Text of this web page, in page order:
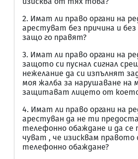
2. Имат ли право органи на
арестуват без причина и
защо го правят?
3. Имат ли право органи на
защото си пуснал сигнал
нежелание да си изпълнят
моя жалба за нарушаване на
защитават лицето от
4. Имат ли право органи на
арестуван да не ти
телефонно обаждане и да се
чуват , че изисквам правото
телефонно обаждане?